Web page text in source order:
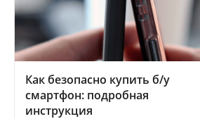
Как безопасно купить б/у
смартфон: подробная
инструкция